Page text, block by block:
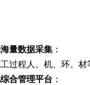
量数据采集 ：
过程人、机、环、
合管理平台 ：